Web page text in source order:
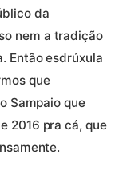
da
nem a tradição
Então esdrúxula
que
Sampaio que
2016 pra cá, que